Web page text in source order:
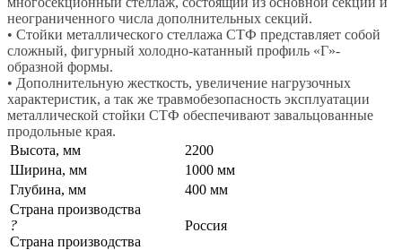
неограниченного числа дополнительных секций.
• Стойки металлического стеллажа СТФ представляет собой
сложный, фигурный холодно-катанный профиль «Г»-
образной формы.
• Дополнительную жесткость, увеличение нагрузочных
характеристик, а так же травмобезопасность эксплуатации
металлической стойки СТФ обеспечивают завальцованные
продольные края.
Высота, мм
2200
Ширина, мм
1000 мм
Глубина, мм
400 мм
Страна производства
?
Страна производства
Россия